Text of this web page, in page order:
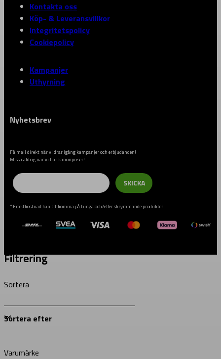
Kontakta oss
Köp- & Leveransvillkor
Integritetspolicy
Cookiepolicy
Kampanjer
Uthyrning
Nyhetsbrev
Få mail direkt när vi drar igång kampanjer och erbjudanden!
Missa aldrig när vi har kanonpriser!
Email
SKICKA
* Fraktkostnad kan tillkomma på tunga och/eller skrymmande produkter
Filtrering
Sortera
Varumärke